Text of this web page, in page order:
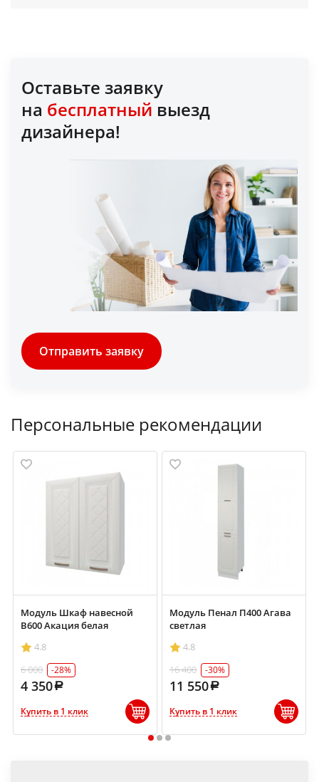
Оставьте заявку
на бесплатный выезд
дизайнера!
Отправить заявку
Персональные рекомендации
Модуль Шкаф навесной
В600 Акация белая
4.8
6 000
-28%
4 350
Купить в 1 клик
Модуль Пенал П400 Агава
светлая
4.8
16 400
-30%
11 550
Купить в 1 клик
1 2 3